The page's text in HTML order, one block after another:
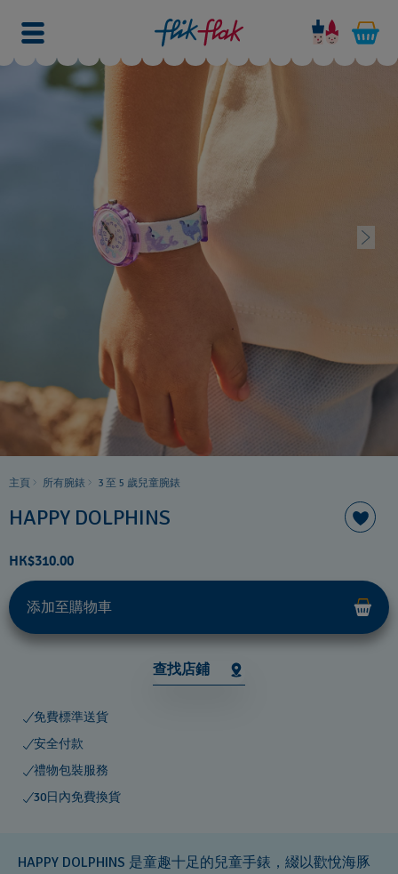
主頁 所有腕錶 3 至 5 歲兒童腕錶
HAPPY DOLPHINS
HK$310.00
添加至購物車
查找店鋪
免費標準送貨
安全付款
禮物包裝服務
30日內免費換貨
HAPPY DOLPHINS 是童趣十足的兒童手錶，綴以歡悅海豚